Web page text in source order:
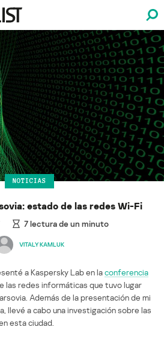
NOTICIAS
estado de las redes Wi-Fi
7lectura de un minuto
VITALY KAMLUK
a Kaspersky Lab en laconferencia
las redes informáticas que tuvo lugar
Además de la presentación de mi
llevé a cabo una investigación sobre las
esta ciudad.